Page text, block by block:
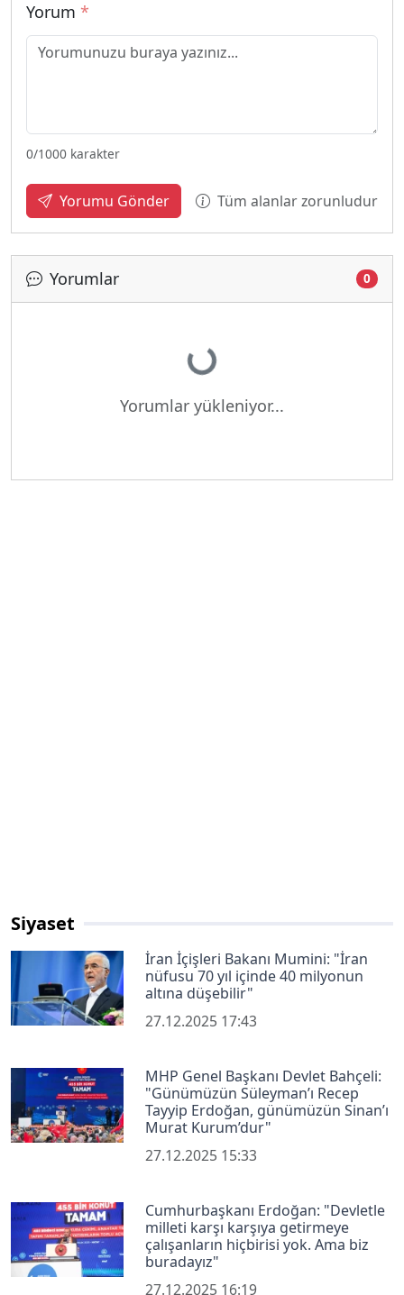
Yorum *
0/1000 karakter
Yorumu Gönder Tüm alanlar zorunludur
Yorumlar 0
Yükleniyor...
Yorumlar yükleniyor...
Siyaset
İran İçişleri Bakanı Mumini: "İran
nüfusu 70 yıl içinde 40 milyonun
altına düşebilir"
27.12.2025 17:43
MHP Genel Başkanı Devlet Bahçeli:
"Günümüzün Süleyman’ı Recep
Tayyip Erdoğan, günümüzün Sinan’ı
Murat Kurum’dur"
27.12.2025 15:33
Cumhurbaşkanı Erdoğan: "Devletle
milleti karşı karşıya getirmeye
çalışanların hiçbirisi yok. Ama biz
buradayız"
27.12.2025 16:19